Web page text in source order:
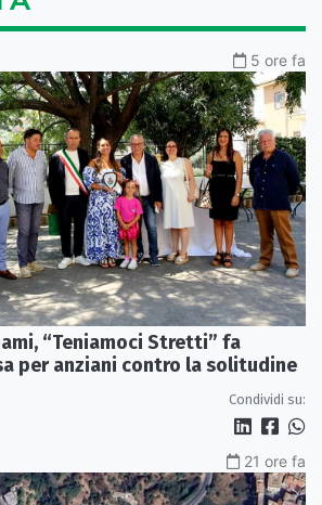
5 ore fa
“Teniamoci Stretti” fa
per anziani contro la solitudine
Condividi su:
21 ore fa